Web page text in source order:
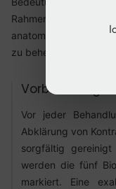
Rahmen von
anatomischen
zu beherrschen.
Vorbereitung
Vor jeder
Abklärung von
sorgfältig
werden die fünf
markiert. Eine